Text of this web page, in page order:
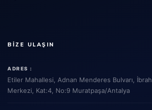
BIZE ULAŞIN
ADRES :
Etiler Mahallesi, Adnan Menderes Bulvarı,
Merkezi, Kat:4, No:9 Muratpaşa/Antalya